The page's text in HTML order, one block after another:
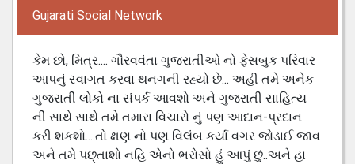
Gujarati Social Network
કેમ છો, મિત્ર.... ગૌરવવંતા ગુજરાતીઓ નો ફેસબુક પરિવાર
આપનું સ્વાગત કરવા થનગની રહ્યો છે... અહી તમે અનેક
ગુજરાતી લોકો ના સંપર્ક આવશો અને ગુજરાતી સાહિત્ય
ની સાથે સાથે તમે તમારા વિચારો નું પણ આદાન-પ્રદાન
કરી શકશો....તો ક્ષણ નો પણ વિલંબ કર્યા વગર જોડાઈ જાવ
અને તમે પછ્તાશો નહિ એનો ભરોસો હું આપું છું..અને હા